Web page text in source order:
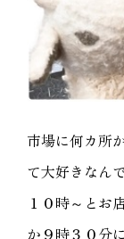
市場に何カ所
て大好きなん
１０時～とお
か９時３０分